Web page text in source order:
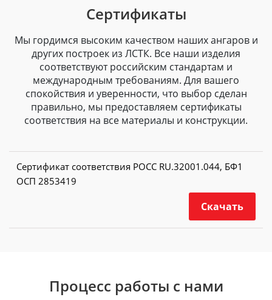
Сертификаты
Мы гордимся высоким качеством наших ангаров и
других построек из ЛСТК. Все наши изделия
соответствуют российским стандартам и
международным требованиям. Для вашего
спокойствия и уверенности, что выбор сделан
правильно, мы предоставляем сертификаты
соответствия на все материалы и конструкции.
Сертификат соответствия РОСС RU.32001.044, БФ1
ОСП 2853419
Скачать
Процесс работы с нами